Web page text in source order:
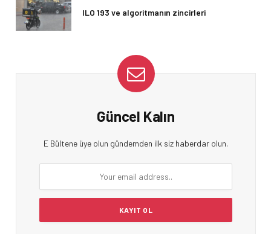
ILO 193 ve algoritmanın zincirleri
Güncel Kalın
E Bültene üye olun gündemden ilk siz haberdar olun.